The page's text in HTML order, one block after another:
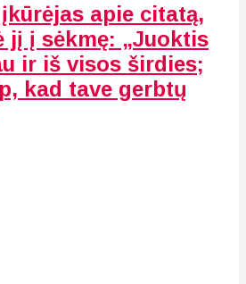
įkūrėjas apie citatą,
jį į sėkmę: „Juoktis
ir iš visos širdies;
kad tave gerbtų